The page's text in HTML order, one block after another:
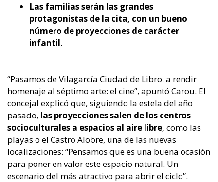
Las familias serán las grandes
protagonistas de la cita, con un bueno
número de proyecciones de carácter
infantil.
“Pasamos de Vilagarcía Ciudad de Libro, a rendir
homenaje al séptimo arte: el cine”, apuntó Carou. El
concejal explicó que, siguiendo la estela del año
pasado, las proyecciones salen de los centros
socioculturales a espacios al aire libre, como las
playas o el Castro Alobre, una de las nuevas
localizaciones: “Pensamos que es una buena ocasión
para poner en valor este espacio natural. Un
escenario del más atractivo para abrir el ciclo”.